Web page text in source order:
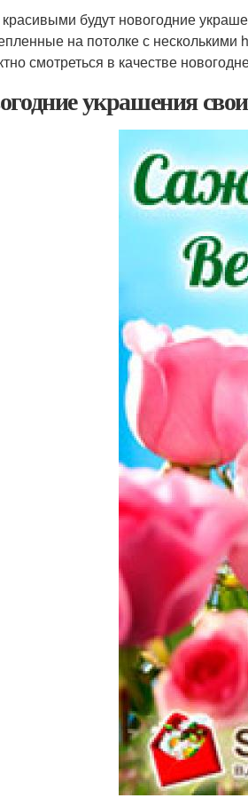
будут новогодние
на потолке с несколькими
смотреться в качестве
украшения